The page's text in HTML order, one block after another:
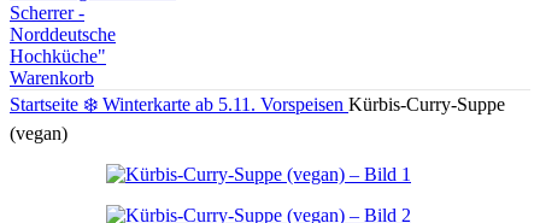
Warenkorb
Startseite ❄️ Winterkarte ab 5.11. Vorspeisen Kürbis-Curry-Suppe
(vegan)